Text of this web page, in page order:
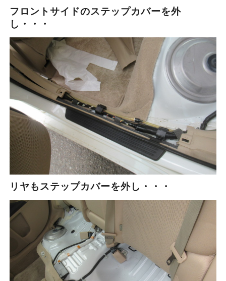
フロントサイドのステップカバーを外
し・・・
リヤもステップカバーを外し・・・